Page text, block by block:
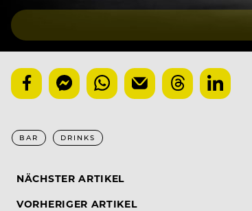
BAR DRINKS
NÄCHSTER ARTIKEL
VORHERIGER ARTIKEL